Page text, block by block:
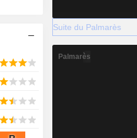
Suite du Palmarès
Palmarès